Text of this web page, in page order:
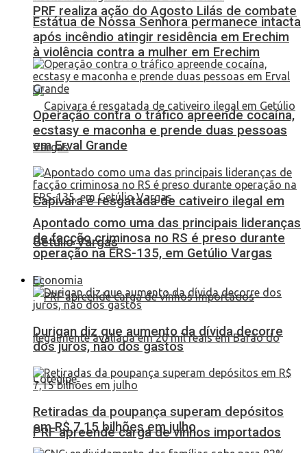
PRF realiza ação do Agosto Lilás de combate
à violência contra a mulher em Erechim
Capivara é resgatada de cativeiro ilegal em
Getúlio Vargas
PRF apreende carga de vinhos importados
Estátua de Nossa Senhora permanece intacta
após incêndio atingir residência em Erechim
Operação contra o tráfico apreende cocaína,
ecstasy e maconha e prende duas pessoas
em Erval Grande
Apontado como uma das principais lideranças
de facção criminosa no RS é preso durante
operação na ERS-135, em Getúlio Vargas
Economia
Durigan diz que aumento da dívida decorre
dos juros, não dos gastos
Retiradas da poupança superam depósitos
em R$ 7,15 bilhões em julho